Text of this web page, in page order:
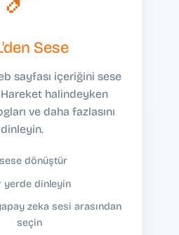
Sese
sayfası içeriğini sese
halindeyken
ve daha fazlasını
dinleyin.
dönüştür
yerde dinleyin
zeka sesi arasından
seçin